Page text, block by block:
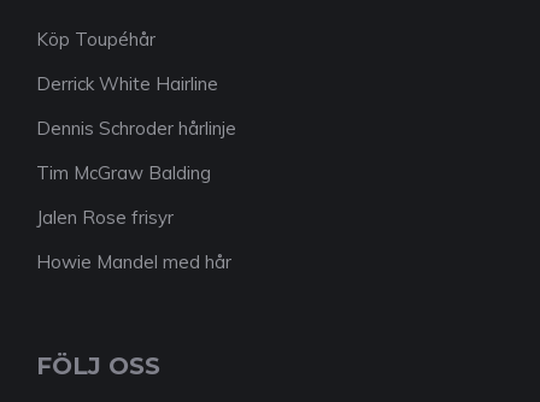
Köp Toupéhår
Derrick White Hairline
Dennis Schroder hårlinje
Tim McGraw Balding
Jalen Rose frisyr
Howie Mandel med hår
FÖLJ OSS